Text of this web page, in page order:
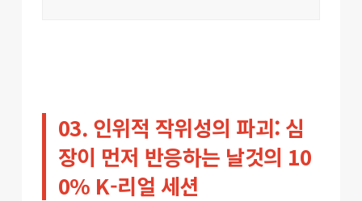
03. 인위적 작위성의 파괴: 심
장이 먼저 반응하는 날것의 10
0% K-리얼 세션